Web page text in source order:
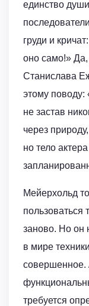
единство
груди и
оно само!» Да,
Станислава
этому
не застав
через
но тело
Мейерхольд
пользоваться
заново. Но он
в мире
совершенное.
требуется